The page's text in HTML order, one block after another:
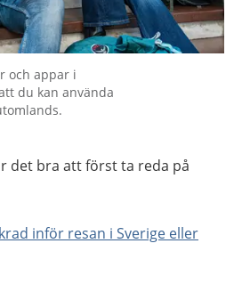
och appar i
du kan använda
det bra att först ta reda på
inför resan i Sverige eller